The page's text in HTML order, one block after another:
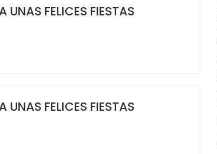
UNAS FELICES FIESTAS
UNAS FELICES FIESTAS